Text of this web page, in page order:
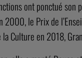
ont ponctué son
2000, le Prix de
Culture en 2018,